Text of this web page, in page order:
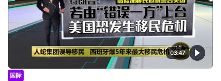
03:47
国际